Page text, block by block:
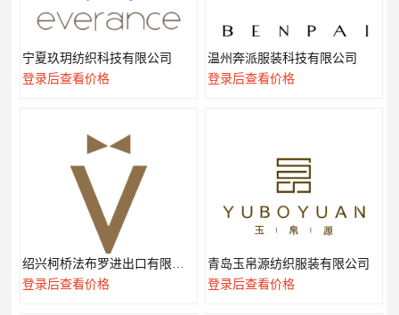
宁夏玖玥纺织科技有限公司
登录后查看价格
温州奔派服装科技有限公司
登录后查看价格
绍兴柯桥法布罗进出口有限公司
登录后查看价格
青岛玉帛源纺织服装有限公司
登录后查看价格